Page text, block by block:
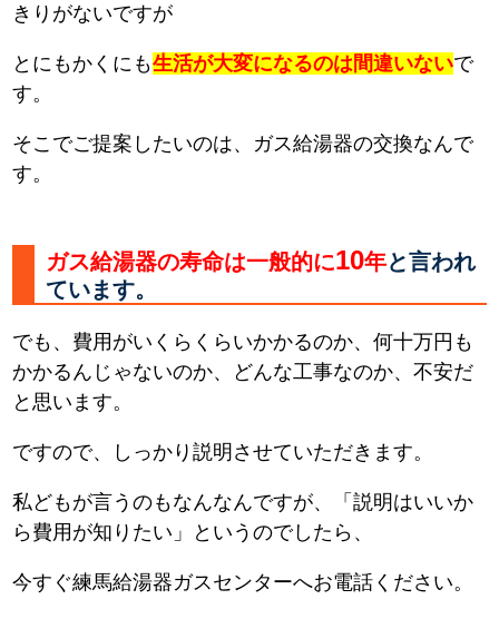
きりがないですが
とにもかくにも生活が大変になるのは間違いないで
す。
そこでご提案したいのは、ガス給湯器の交換なんで
す。
ガス給湯器の寿命は一般的に10年と言われ
ています。
でも、費用がいくらくらいかかるのか、何十万円も
かかるんじゃないのか、どんな工事なのか、不安だ
と思います。
ですので、しっかり説明させていただきます。
私どもが言うのもなんなんですが、「説明はいいか
ら費用が知りたい」というのでしたら、
今すぐ練馬給湯器ガスセンターへお電話ください。